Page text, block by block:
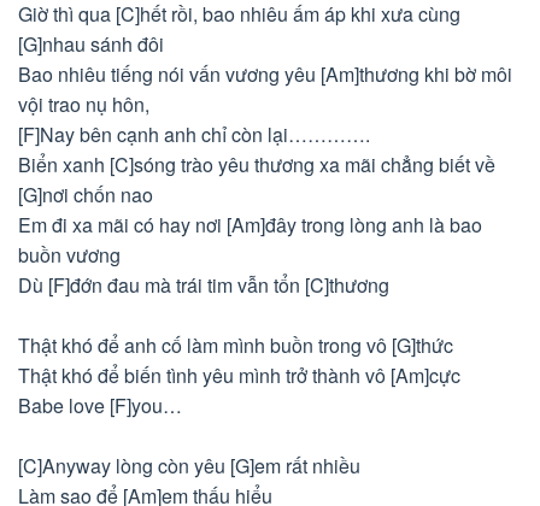
Giờ thì qua [C]hết rồi, bao nhiêu ấm áp khi xưa cùng
[G]nhau sánh đôi
Bao nhiêu tiếng nói vấn vương yêu [Am]thương khi bờ môi
vội trao nụ hôn,
[F]Nay bên cạnh anh chỉ còn lại………….
Biển xanh [C]sóng trào yêu thương xa mãi chẳng biết về
[G]nơi chốn nao
Em đi xa mãi có hay nơi [Am]đây trong lòng anh là bao
buồn vương
Dù [F]đớn đau mà trái tim vẫn tổn [C]thương
Thật khó để anh cố làm mình buồn trong vô [G]thức
Thật khó để biến tình yêu mình trở thành vô [Am]cực
Babe love [F]you…
[C]Anyway lòng còn yêu [G]em rất nhiều
Làm sao để [Am]em thấu hiểu